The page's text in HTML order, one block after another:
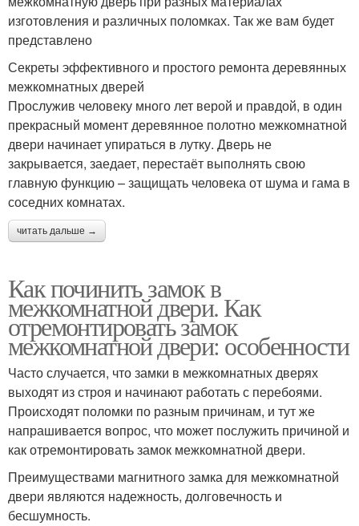
изготовления и различных поломках. Так же вам будет
представлено
Секреты эффективного и простого ремонта деревянных
межкомнатных дверей
Прослужив человеку много лет верой и правдой, в один
прекрасный момент деревянное полотно межкомнатной
двери начинает упираться в лутку. Дверь не
закрывается, заедает, перестаёт выполнять свою
главную функцию – защищать человека от шума и гама в
соседних комнатах.
читать дальше →
Как починить замок в
межкомнатной двери. Как
отремонтировать замок
межкомнатной двери: особенности
Часто случается, что замки в межкомнатных дверях
выходят из строя и начинают работать с перебоями.
Происходят поломки по разным причинам, и тут же
напрашивается вопрос, что может послужить причиной и
как отремонтировать замок межкомнатной двери.
Преимуществами магнитного замка для межкомнатной
двери являются надежность, долговечность и
бесшумность.